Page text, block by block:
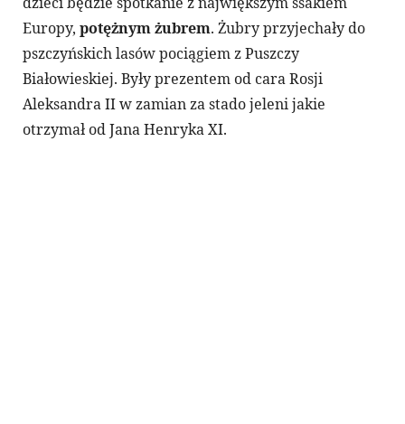
Europy, potężnym żubrem. Żubry przyjechały do
pszczyńskich lasów pociągiem z Puszczy
Białowieskiej. Były prezentem od cara Rosji
Aleksandra II w zamian za stado jeleni jakie
otrzymał od Jana Henryka XI.